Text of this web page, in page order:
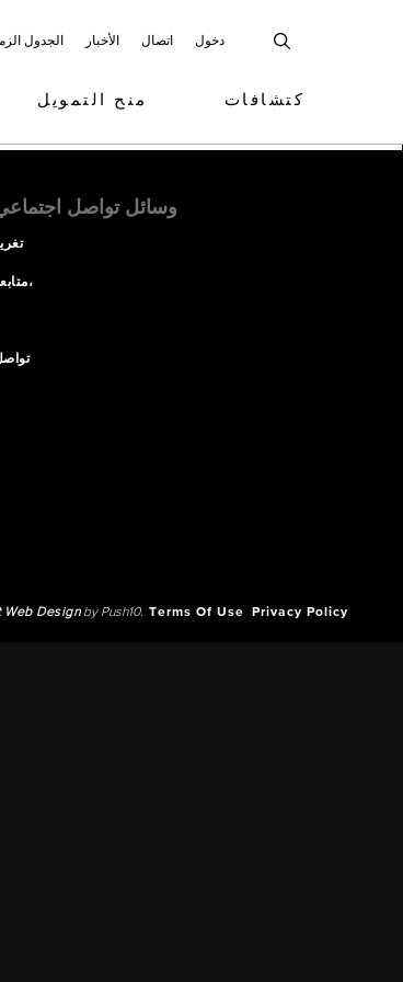
الجدول الأخبار اتصال دخول
منح التمويل كتشافات
وسائل تواصل
متابعة،
Web Designby Push10. Terms Of Use Privacy Policy